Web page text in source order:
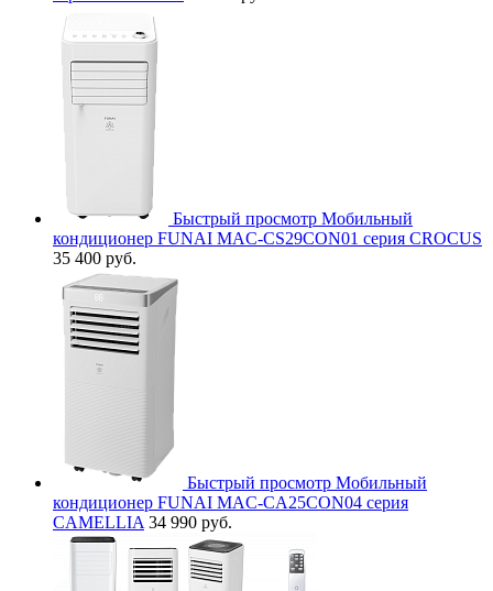
Быстрый просмотр Мобильный
кондиционер FUNAI MAC-CS29CON01 серия CROCUS
35 400 руб.
Быстрый просмотр Мобильный
кондиционер FUNAI MAC-CA25CON04 серия
CAMELLIA 34 990 руб.